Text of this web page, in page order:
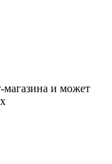
магазина и может